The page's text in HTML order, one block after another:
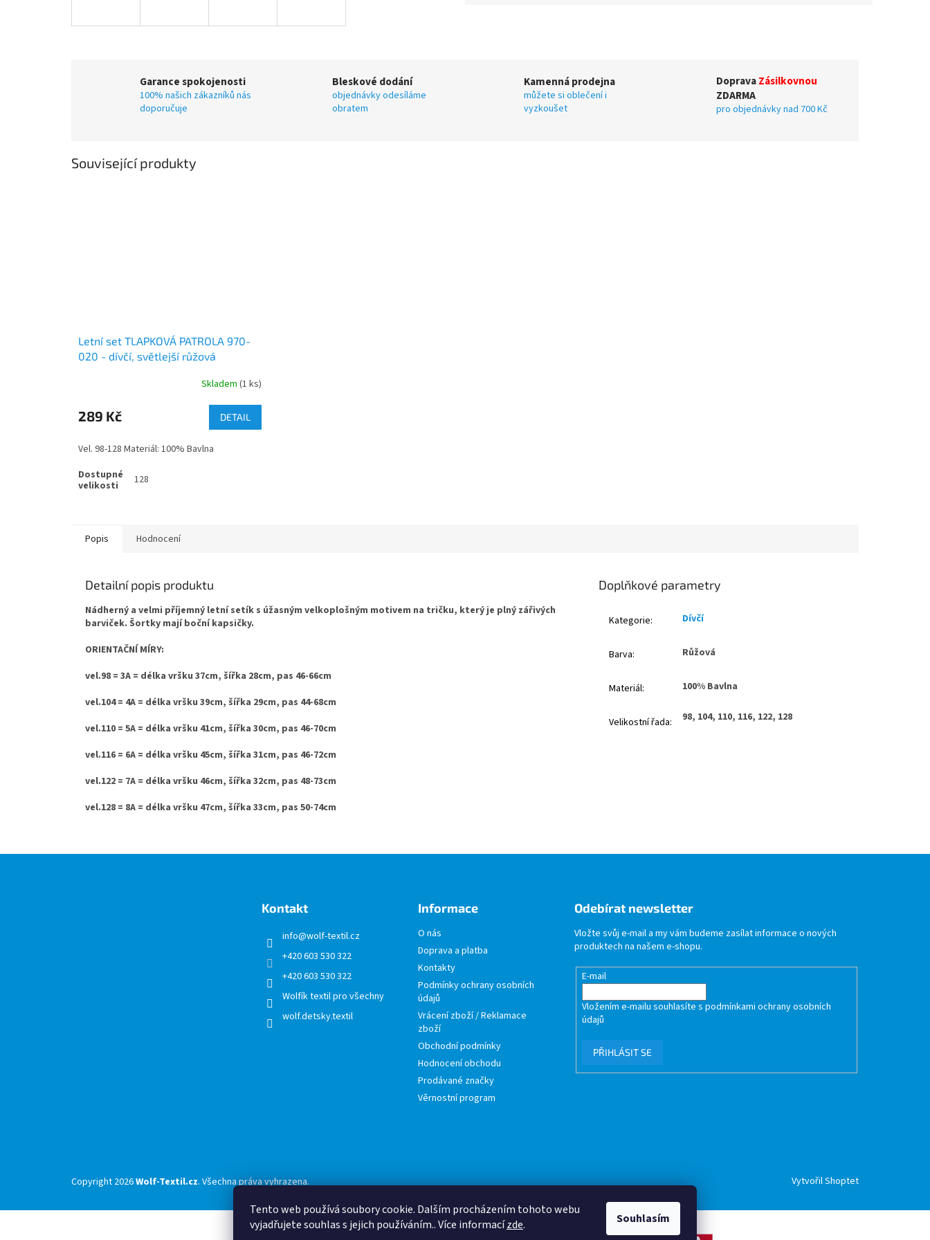
Tento web používá soubory cookie. Dalším procházením tohoto webu
vyjadřujete souhlas s jejich používáním.. Více informacízde. Souhlasím
Garance spokojenosti
100% našich zákazníků nás
doporučuje
Bleskové dodání
objednávky odesíláme
obratem
Kamenná prodejna
můžete si oblečení i
vyzkoušet
DopravaZásilkovnou
ZDARMA
pro objednávky nad 700 Kč
Související produkty
Letní set TLAPKOVÁ PATROLA 970-
020 - dívčí, světlejší růžová
Skladem (1 ks)
289 Kč DETAIL
Vel. 98-128 Materiál: 100% Bavlna
128
Popis Hodnocení
Detailní popis produktu
Nádherný a velmi příjemný letní setík s úžasným velkoplošným motivem na tričku, který je plný zářivých
barviček. Šortky mají boční kapsičky.
ORIENTAČNÍ MÍRY:
vel.98 = 3A = délka vršku 37cm, šířka 28cm, pas 46-66cm
vel.104 = 4A = délka vršku 39cm, šířka 29cm, pas 44-68cm
vel.110 = 5A = délka vršku 41cm, šířka 30cm, pas 46-70cm
vel.116 = 6A = délka vršku 45cm, šířka 31cm, pas 46-72cm
vel.122 = 7A = délka vršku 46cm, šířka 32cm, pas 48-73cm
vel.128 = 8A = délka vršku 47cm, šířka 33cm, pas 50-74cm
Doplňkové parametry
Kategorie: Dívčí
Barva: Růžová
Materiál: 100% Bavlna
Velikostní řada: 98, 104, 110, 116, 122, 128
Kontakt
info@wolf-textil.cz
+420 603 530 322
+420 603 530 322
Wolfík textil pro všechny
wolf.detsky.textil
Informace
O nás
Doprava a platba
Kontakty
Podmínky ochrany osobních
údajů
Vrácení zboží / Reklamace
zboží
Obchodní podmínky
Hodnocení obchodu
Prodávané značky
Věrnostní program
Odebírat newsletter
Vložte svůj e-mail a my vám budeme zasílat informace o nových
produktech na našem e-shopu.
E-mail
Vložením e-mailu souhlasíte spodmínkami ochrany osobních
údajů
PŘIHLÁSIT SE
Vytvořil Shoptet
Copyright 2026Wolf-Textil.cz. Všechna práva vyhrazena.